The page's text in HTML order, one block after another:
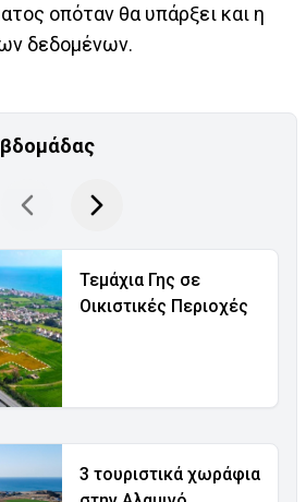
οπόταν θα υπάρξει και η
δεδομένων.
Τεμάχια Γης σε
Οικιστικές Περιοχές
3 τουριστικά χωράφια